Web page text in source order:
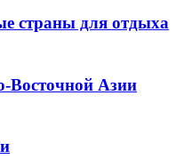
страны для отдыха
Восточной Азии